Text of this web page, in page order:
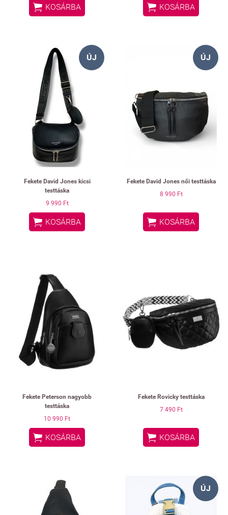
 KOSÁRBA  KOSÁRBA
ÚJ
Fekete David Jones kicsi
testtáska
9 990 Ft
 KOSÁRBA
ÚJ
Fekete David Jones női testtáska
8 990 Ft
 KOSÁRBA
Fekete Peterson nagyobb
testtáska
10 990 Ft
 KOSÁRBA
Fekete Rovicky testtáska
7 490 Ft
 KOSÁRBA
ÚJ